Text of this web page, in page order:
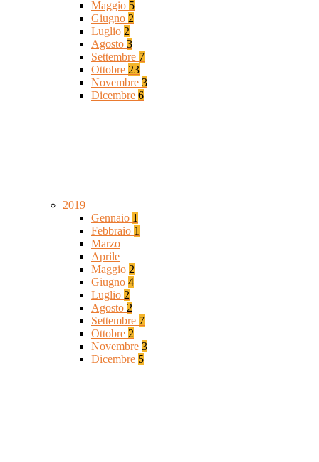
Maggio 5
Giugno 2
Luglio 2
Agosto 3
Settembre 7
Ottobre 23
Novembre 3
Dicembre 6
2019
Gennaio 1
Febbraio 1
Marzo
Aprile
Maggio 2
Giugno 4
Luglio 2
Agosto 2
Settembre 7
Ottobre 2
Novembre 3
Dicembre 5